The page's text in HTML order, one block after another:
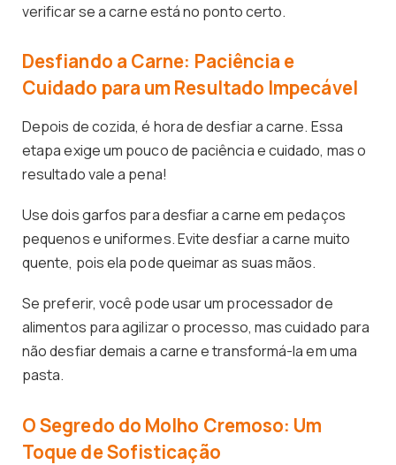
verificar se a carne está no ponto certo.
Desfiando a Carne: Paciência e
Cuidado para um Resultado Impecável
Depois de cozida, é hora de desfiar a carne. Essa
etapa exige um pouco de paciência e cuidado, mas o
resultado vale a pena!
Use dois garfos para desfiar a carne em pedaços
pequenos e uniformes. Evite desfiar a carne muito
quente, pois ela pode queimar as suas mãos.
Se preferir, você pode usar um processador de
alimentos para agilizar o processo, mas cuidado para
não desfiar demais a carne e transformá-la em uma
pasta.
O Segredo do Molho Cremoso: Um
Toque de Sofisticação